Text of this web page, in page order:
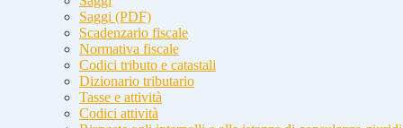
Saggi (PDF)
Scadenzario fiscale
Normativa fiscale
Codici tributo e catastali
Dizionario tributario
Tasse e attività
Codici attività